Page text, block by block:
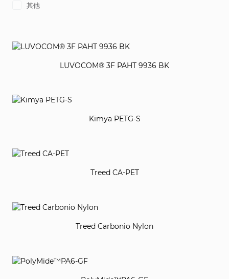
其他
LUVOCOM® 3F PAHT 9936 BK
Kimya PETG-S
Treed CA-PET
Treed Carbonio Nylon